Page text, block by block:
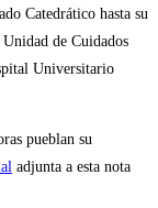
Catedrático hasta su
de Cuidados
Universitario
pueblan su
adjunta a esta nota